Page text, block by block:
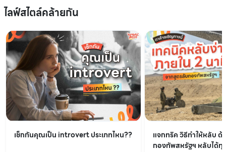
ไลฟ์สไตล์คล้ายกัน
เช็กกันคุณเป็น introvert ประเภทไหน??
แจกทริค วิธีทำให้หลับ
กองทัพสหรัฐฯ หลับได้ทุ